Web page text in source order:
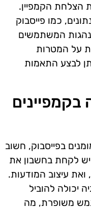
הצלחת הקמפיין.
כמו פייסבוק
המשתמשים
על המטרות
לבצע התאמות
בפייסבוק, חשוב
לקחת בחשבון את
עיצוב המודעות.
יכולה להוביל
משופרת, מה